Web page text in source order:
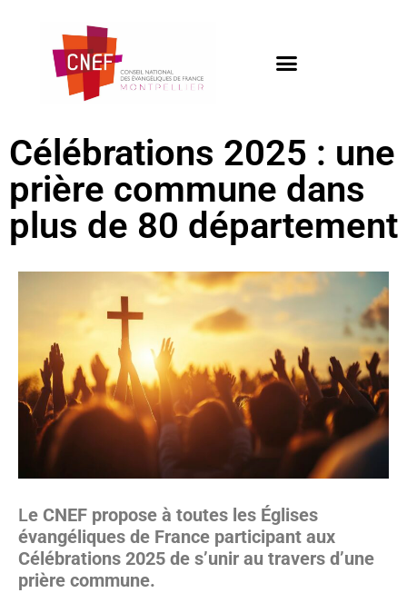
Célébrations 2025 : une
prière commune dans
plus de 80 département
Le CNEF propose à toutes les Églises
évangéliques de France participant aux
Célébrations 2025 de s’unir au travers d’une
prière commune.